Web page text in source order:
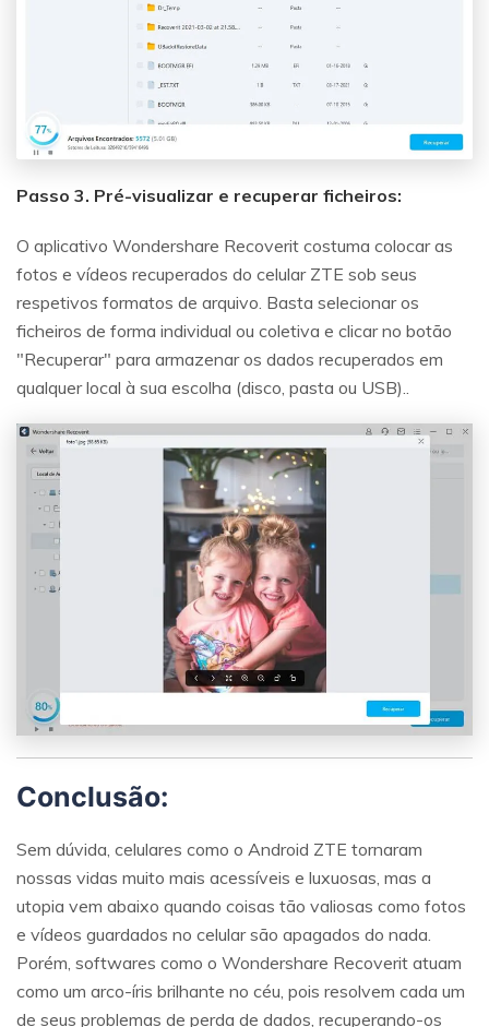
Passo 3. Pré-visualizar e recuperar ficheiros:
O aplicativo Wondershare Recoverit costuma colocar as
fotos e vídeos recuperados do celular ZTE sob seus
respetivos formatos de arquivo. Basta selecionar os
ficheiros de forma individual ou coletiva e clicar no botão
"Recuperar" para armazenar os dados recuperados em
qualquer local à sua escolha (disco, pasta ou USB)..
Conclusão:
Sem dúvida, celulares como o Android ZTE tornaram
nossas vidas muito mais acessíveis e luxuosas, mas a
utopia vem abaixo quando coisas tão valiosas como fotos
e vídeos guardados no celular são apagados do nada.
Porém, softwares como o Wondershare Recoverit atuam
como um arco-íris brilhante no céu, pois resolvem cada um
de seus problemas de perda de dados, recuperando-os